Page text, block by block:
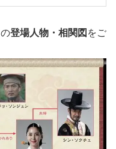
の登場人物・相関図 をご